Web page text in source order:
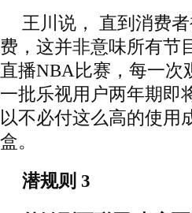
王川说， 直到消费
费，这并非意味所有节
直播NBA比赛，每一次
一批乐视用户两年期即
以不必付这么高的使用
盒。
潜规则 3